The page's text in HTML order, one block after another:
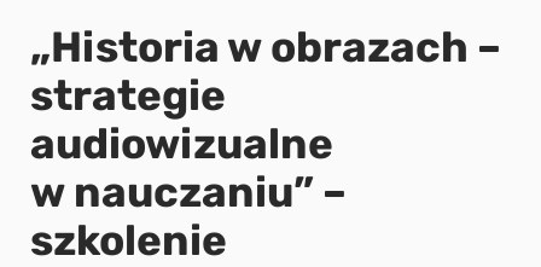
„Historia w obrazach –
strategie
audiowizualne
w nauczaniu” –
szkolenie